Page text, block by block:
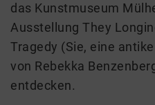
das Kunstmuseum
Ausstellung They
Tragedy (Sie, eine
von Rebekka
entdecken.